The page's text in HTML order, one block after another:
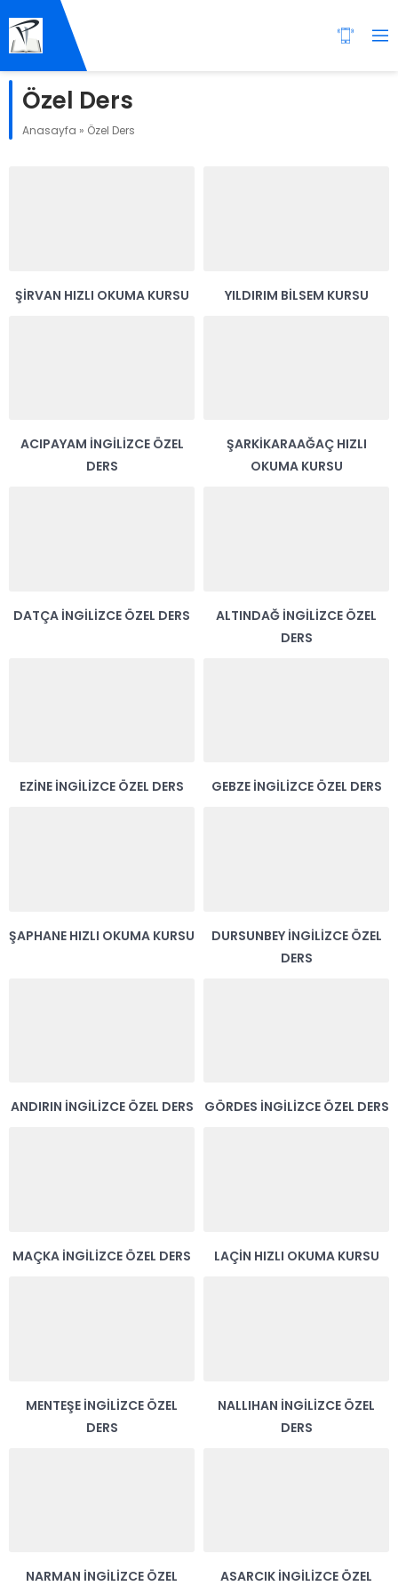
Özel Ders
Anasayfa » Özel Ders
ŞIRVAN HIZLI OKUMA KURSU YILDIRIM BILSEM KURSU
ACIPAYAM İNGILIZCE ÖZEL
DERS
ŞARKIKARAAĞAÇ HIZLI
OKUMA KURSU
DATÇA İNGILIZCE ÖZEL DERS
ALTINDAĞ İNGILIZCE ÖZEL
DERS
EZINE İNGILIZCE ÖZEL DERS GEBZE İNGILIZCE ÖZEL DERS
ŞAPHANE HIZLI OKUMA KURSU
DURSUNBEY İNGILIZCE ÖZEL
DERS
ANDIRIN İNGILIZCE ÖZEL DERS GÖRDES İNGILIZCE ÖZEL DERS
MAÇKA İNGILIZCE ÖZEL DERS LAÇIN HIZLI OKUMA KURSU
MENTEŞE İNGILIZCE ÖZEL
DERS
NALLIHAN İNGILIZCE ÖZEL
DERS
NARMAN İNGILIZCE ÖZEL
ASARCIK İNGILIZCE ÖZEL